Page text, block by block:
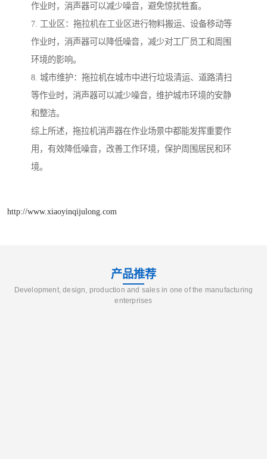
作业时，消声器可以减少噪音，避免惊扰牲畜。
7. 工业区：拖拉机在工业区进行物料搬运、设备移动等
作业时，消声器可以降低噪音，减少对工厂员工和周围
环境的影响。
8. 城市维护：拖拉机在城市中进行垃圾清运、道路清扫
等作业时，消声器可以减少噪音，维护城市环境的安静
和整洁。
综上所述，拖拉机消声器在作业场景中都能发挥重要作
用，有效降低噪音，改善工作环境，保护周围居民和环
境。
http://www.xiaoyinqijulong.com
产品推荐
Development, design, production and sales in one of the manufacturing
enterprises